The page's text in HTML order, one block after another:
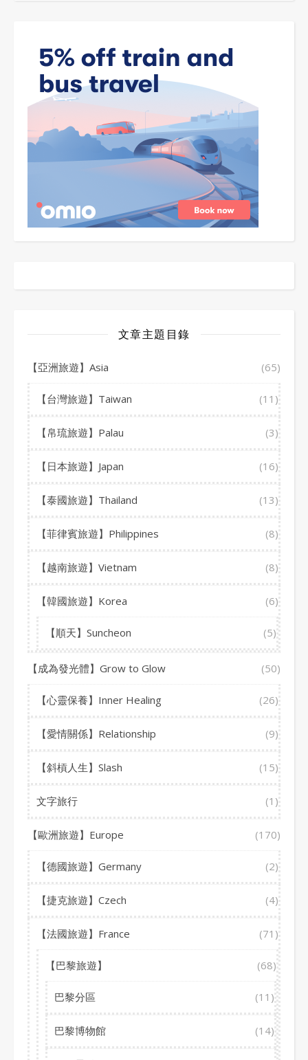
文章主題目錄
【亞洲旅遊】Asia (65)
【台灣旅遊】Taiwan (11)
【帛琉旅遊】Palau (3)
【日本旅遊】Japan (16)
【泰國旅遊】Thailand (13)
【菲律賓旅遊】Philippines (8)
【越南旅遊】Vietnam (8)
【韓國旅遊】Korea (6)
【順天】Suncheon (5)
【成為發光體】Grow to Glow (50)
【心靈保養】Inner Healing (26)
【愛情關係】Relationship (9)
【斜槓人生】Slash (15)
文字旅行 (1)
【歐洲旅遊】Europe (170)
【德國旅遊】Germany (2)
【捷克旅遊】Czech (4)
【法國旅遊】France (71)
【巴黎旅遊】 (68)
巴黎分區 (11)
巴黎博物館 (14)